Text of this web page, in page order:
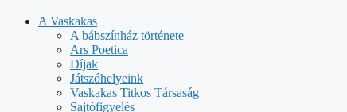
A Vaskakas
A bábszínház története
Ars Poetica
Díjak
Játszóhelyeink
Vaskakas Titkos Társaság
Sajtófigyelés